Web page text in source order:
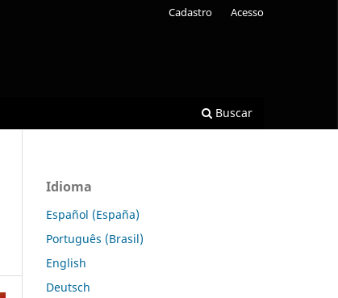
Buscar
Cadastro Acesso
Idioma
Español (España)
Português (Brasil)
English
Deutsch